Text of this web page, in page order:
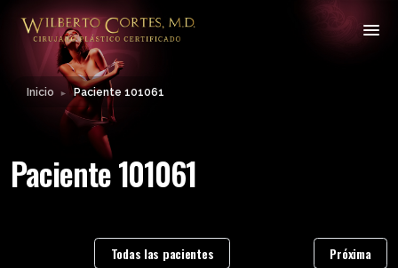
Inicio ► Paciente 101061
Paciente 101061
Todas las pacientes Próxima